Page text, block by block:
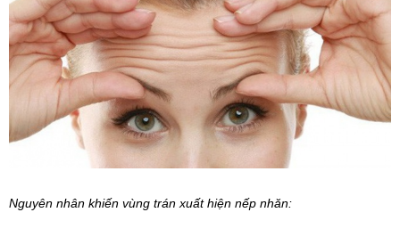
Nguyên nhân khiến vùng trán xuất hiện nếp nhăn: